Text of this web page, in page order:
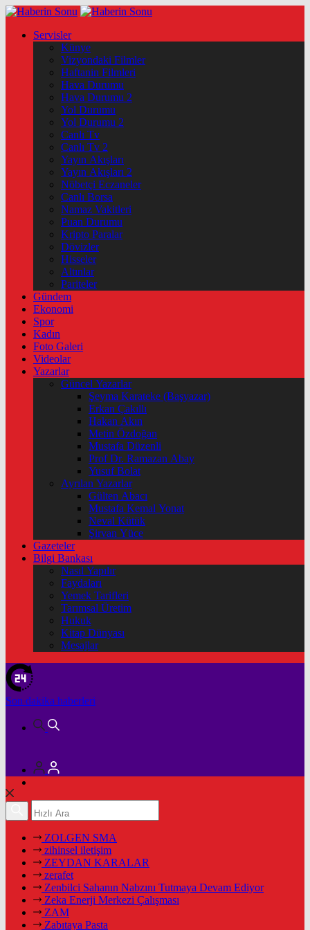
Servisler
Künye
Vizyondaki Filmler
Haftanin Filmleri
Hava Durumu
Hava Durumu 2
Yol Durumu
Yol Durumu 2
Canlı Tv
Canlı Tv 2
Yayın Akışları
Yayın Akışları 2
Nöbetçi Eczaneler
Canlı Borsa
Namaz Vakitleri
Puan Durumu
Kripto Paralar
Dövizler
Hisseler
Altınlar
Pariteler
Gündem
Ekonomi
Spor
Kadın
Foto Galeri
Videolar
Yazarlar
Güncel Yazarlar
Şeyma Karateke (Başyazar)
Erkan Çakıllı
Hakan Akın
Metin Özdoğan
Mustafa Düzenli
Prof Dr. Ramazan Abay
Yusuf Bolat
Ayrılan Yazarlar
Gülten Abacı
Mustafa Kemal Yonat
Neval Kütük
Şirvan Yüce
Gazeteler
Bilgi Bankası
Nasıl Yapılır
Faydaları
Yemek Tarifleri
Tarımsal Üretim
Hukuk
Kitap Dünyası
Mesajlar
Son dakika haberleri
ZOLGEN SMA
zihinsel iletişim
ZEYDAN KARALAR
zerafet
Zenbilci Sahanın Nabzını Tutmaya Devam Ediyor
Zeka Enerji Merkezi Çalışması
ZAM
Zabıtaya Pasta